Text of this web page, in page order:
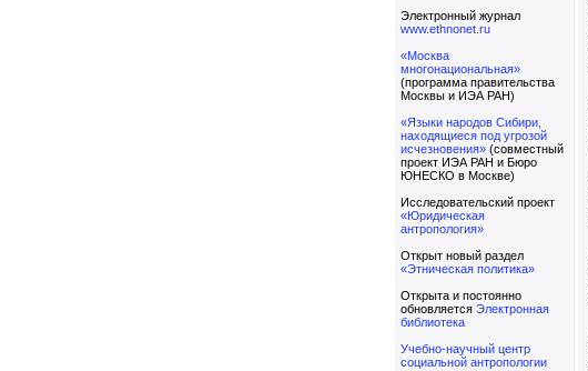
Электронный журнал
www.ethnonet.ru
«Москва
многонациональная»
(программа правительства
Москвы и ИЭА РАН)
«Языки народов Сибири,
находящиеся под угрозой
исчезновения» (совместный
проект ИЭА РАН и Бюро
ЮНЕСКО в Москве)
Исследовательский проект
«Юридическая
антропология»
Открыт новый раздел
«Этническая политика»
Открыта и постоянно
обновляется Электронная
библиотека
Учебно-научный центр
социальной антропологии